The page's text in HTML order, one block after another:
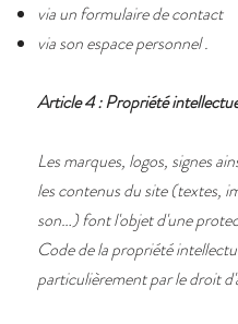
via un formulaire de contact
via son espace personnel .
Article 4 : Propriété
Les marques, logos, signes
les contenus du site (textes,
son…) font l'objet d'une
Code de la propriété
particulièrement par le droit